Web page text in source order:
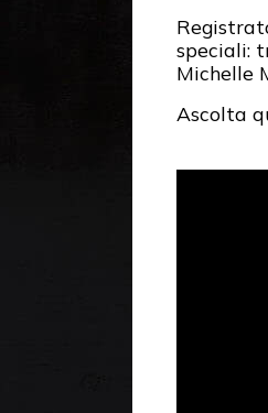
speciali:
Michelle
Ascolta